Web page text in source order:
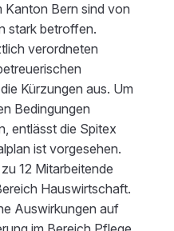
Kanton Bern sind von
stark betroffen.
verordneten
Kürzungen aus. Um
Bedingungen
entlässt die Spitex
ist vorgesehen.
12 Mitarbeitende
Hauswirtschaft.
Auswirkungen auf